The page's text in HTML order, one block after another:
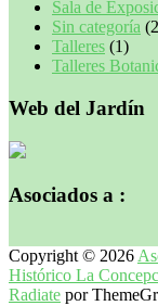
Sala de
Sin categoría
Talleres (1)
Talleres
Web del Jardín
Asociados a :
Copyright © 2026
Histórico La
Radiate por